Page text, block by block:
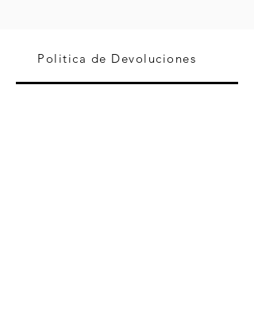
Politica de Devoluciones